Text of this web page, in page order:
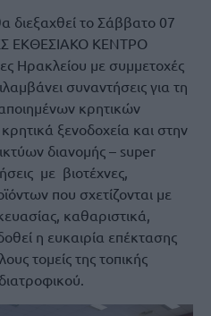
διεξαχθεί το Σάββατο 07
ΕΚΘΕΣΙΑΚΟ ΚΕΝΤΡΟ
Ηρακλείου με συμμετοχές
συναντήσεις για τη
κρητικών
ξενοδοχεία και στην
διανομής – super
με βιοτέχνες,
που σχετίζονται με
καθαριστικά,
η ευκαιρία επέκτασης
τομείς της τοπικής